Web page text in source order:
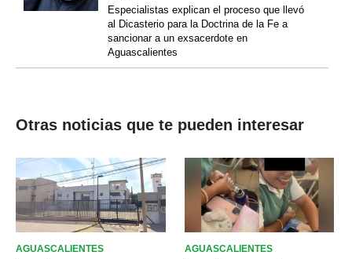
Especialistas explican el proceso que llevó
al Dicasterio para la Doctrina de la Fe a
sancionar a un exsacerdote en
Aguascalientes
Otras noticias que te pueden interesar
AGUASCALIENTES AGUASCALIENTES